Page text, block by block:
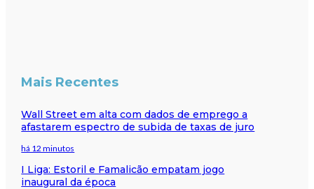
Mais Recentes
Wall Street em alta com dados de emprego a
afastarem espectro de subida de taxas de juro
há 12 minutos
I Liga: Estoril e Famalicão empatam jogo
inaugural da época